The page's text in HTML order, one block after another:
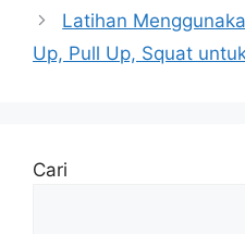
Latihan
Up, Pull Up, Squat
Cari